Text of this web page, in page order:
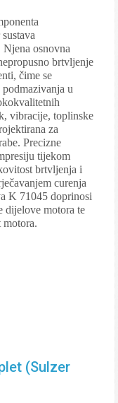
osnovna
brtvljenje
čime se
podmazivanja u
vibracije, toplinske
za
Precizne
tijekom
brtvljenja i
curenja
K 71045 doprinosi
dijelove motora te
motora.
(Sulzer